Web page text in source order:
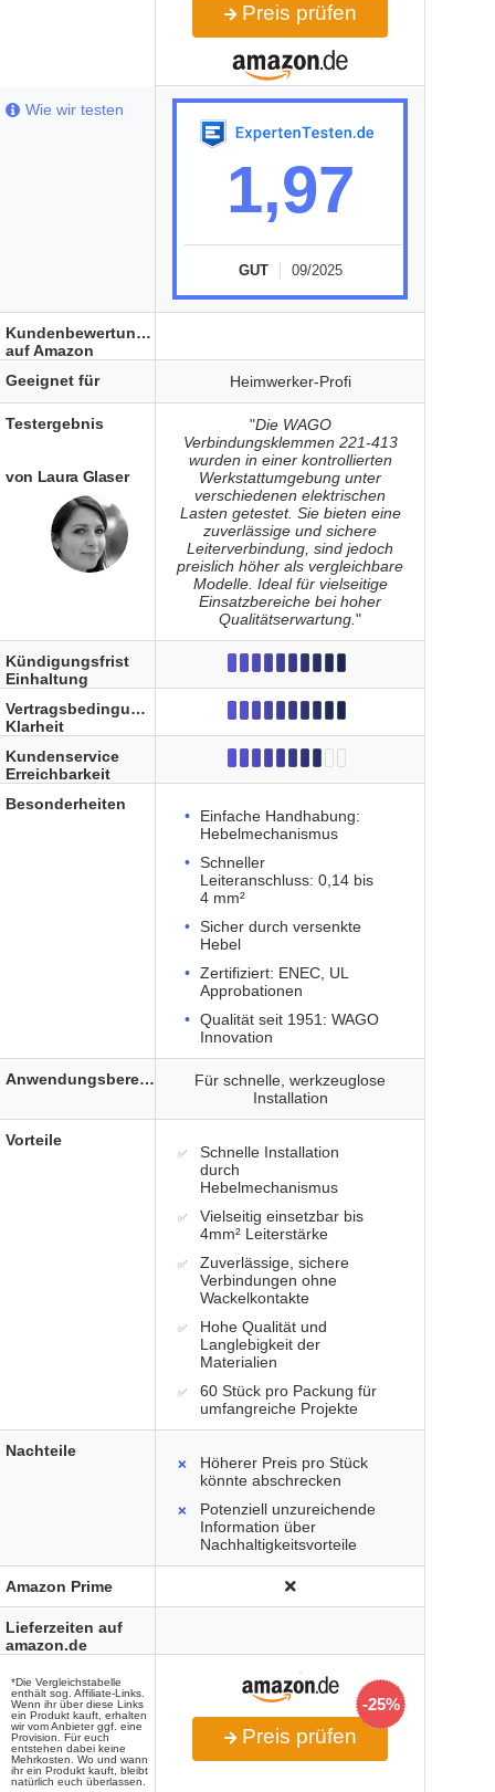
Preis prüfen
1,97
GUT 09/2025
Heimwerker-Profi
"Die WAGO
Verbindungsklemmen 221-413
wurden in einer kontrollierten
Werkstattumgebung unter
verschiedenen elektrischen
Lasten getestet. Sie bieten eine
zuverlässige und sichere
Leiterverbindung, sind jedoch
preislich höher als vergleichbare
Modelle. Ideal für vielseitige
Einsatzbereiche bei hoher
Qualitätserwartung."
Einfache Handhabung:
Hebelmechanismus
Schneller
Leiteranschluss: 0,14 bis
4 mm²
Sicher durch versenkte
Hebel
Zertifiziert: ENEC, UL
Approbationen
Qualität seit 1951: WAGO
Innovation
Für schnelle, werkzeuglose
Installation
Schnelle Installation
durch
Hebelmechanismus
Vielseitig einsetzbar bis
4mm² Leiterstärke
Zuverlässige, sichere
Verbindungen ohne
Wackelkontakte
Hohe Qualität und
Langlebigkeit der
Materialien
60 Stück pro Packung für
umfangreiche Projekte
Höherer Preis pro Stück
könnte abschrecken
Potenziell unzureichende
Information über
Nachhaltigkeitsvorteile
-25%
Preis prüfen
Wie wir testen
Kundenbewertungen
auf Amazon
Geeignet für
Testergebnis
von Laura Glaser
Kündigungsfrist
Einhaltung
Vertragsbedingungen
Klarheit
Kundenservice
Erreichbarkeit
Besonderheiten
Anwendungsbereich
Vorteile
Nachteile
Amazon Prime
Lieferzeiten auf
amazon.de
*Die Vergleichstabelle
enthält sog. Affiliate-Links.
Wenn ihr über diese Links
ein Produkt kauft, erhalten
wir vom Anbieter ggf. eine
Provision. Für euch
entstehen dabei keine
Mehrkosten. Wo und wann
ihr ein Produkt kauft, bleibt
natürlich euch überlassen.